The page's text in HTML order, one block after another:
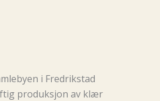
i Fredrikstad
produksjon av klær